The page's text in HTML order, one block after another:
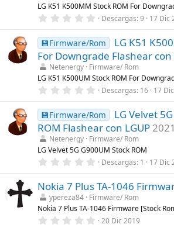
r
e
l
a
(
s
)
LG K51 K500MM Stock ROM For
0
0
0
e
s
t
r
e
l
a
(
s
)
Descargas 9 17 Dic
💾Firmware/Rom
LG K51
For Downgrade Flashear con
Netenergy Firmware/ Rom
LG K51 K500UM Stock ROM For
0
0
0
e
s
t
r
e
l
(
s
)
Descargas 16 17
💾Firmware/Rom
LG Velvet
ROM Flashear con LGUP
Netenergy Firmware/ Rom
LG Velvet 5G G900UM Stock ROM
0
0
0
e
s
t
r
Descargas 1 17 Dic
Nokia 7 Plus TA-1046
ypereza84 Firmware/ Rom
Nokia 7 Plus TA-1046 Firmware [Stock
020 Dic 2019